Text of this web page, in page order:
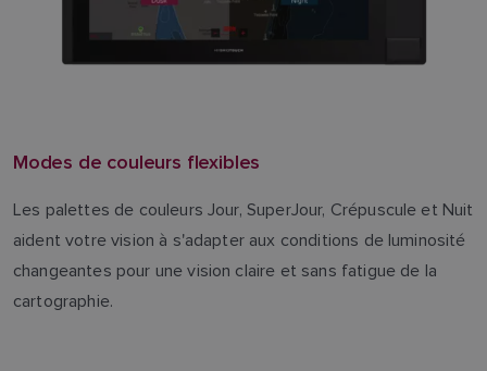
Modes de couleurs flexibles
Les palettes de couleurs Jour, SuperJour, Crépuscule et Nuit
aident votre vision à s'adapter aux conditions de luminosité
changeantes pour une vision claire et sans fatigue de la
cartographie.